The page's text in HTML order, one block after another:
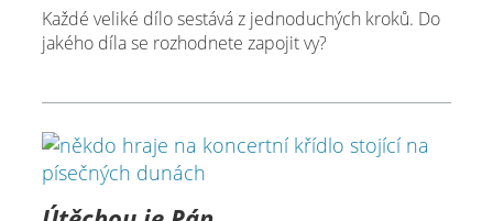
Každé veliké dílo sestává z jednoduchých kroků. Do
jakého díla se rozhodnete zapojit vy?